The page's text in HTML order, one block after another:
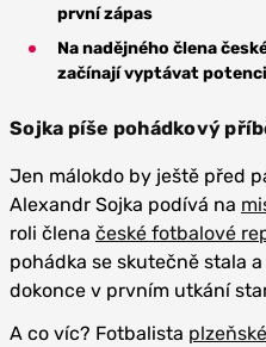
první zápas
Na nadějného člena
začínají vyptávat
Sojka píše pohádkový
Jen málokdo by ještě před
Alexandr Sojka podívá na
roli člena české fotbalové
pohádka se skutečně stala
dokonce v prvním utkání
A co víc? Fotbalista